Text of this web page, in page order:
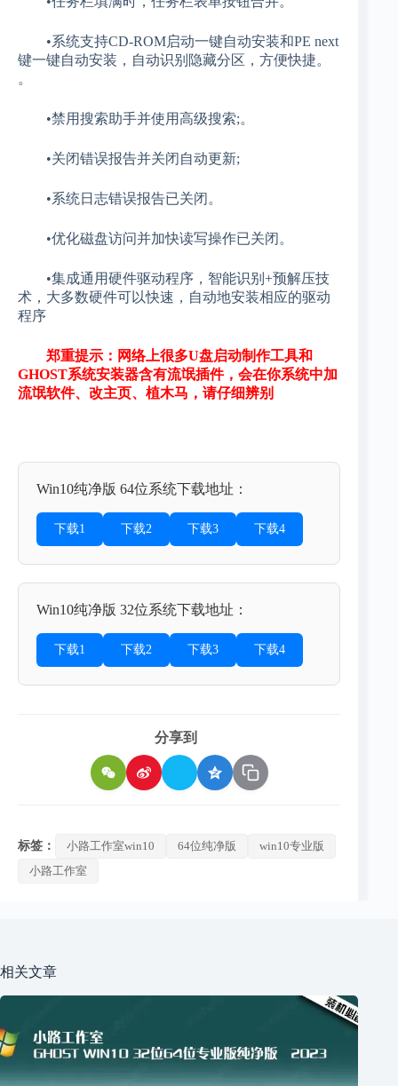
•系统支持CD-ROM启动一键自动安装和PE next
键一键自动安装，自动识别隐藏分区，方便快捷。
。
•禁用搜索助手并使用高级搜索;。
•关闭错误报告并关闭自动更新;
•系统日志错误报告已关闭。
•优化磁盘访问并加快读写操作已关闭。
•集成通用硬件驱动程序，智能识别+预解压技
术，大多数硬件可以快速，自动地安装相应的驱动
程序
郑重提示：网络上很多U盘启动制作工具和
GHOST系统安装器含有流氓插件，会在你系统中加
流氓软件、改主页、植木马，请仔细辨别
Win10纯净版 64位系统下载地址：
下载1 下载2 下载3 下载4
Win10纯净版 32位系统下载地址：
下载1 下载2 下载3 下载4
分享到
标签： 小路工作室win10 64位纯净版
win10专业版
小路工作室
相关文章